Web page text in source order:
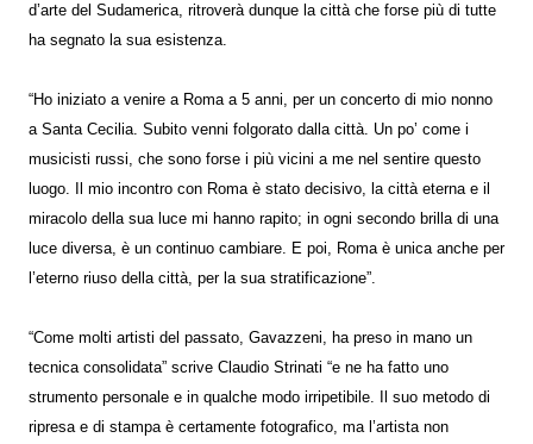
d’arte del Sudamerica, ritroverà dunque la città che forse più di tutte
ha segnato la sua esistenza.
“Ho iniziato a venire a Roma a 5 anni, per un concerto di mio nonno
a Santa Cecilia. Subito venni folgorato dalla città. Un po’ come i
musicisti russi, che sono forse i più vicini a me nel sentire questo
luogo. Il mio incontro con Roma è stato decisivo, la città eterna e il
miracolo della sua luce mi hanno rapito; in ogni secondo brilla di una
luce diversa, è un continuo cambiare. E poi, Roma è unica anche per
l’eterno riuso della città, per la sua stratificazione”.
“Come molti artisti del passato, Gavazzeni, ha preso in mano un
tecnica consolidata” scrive Claudio Strinati “e ne ha fatto uno
strumento personale e in qualche modo irripetibile. Il suo metodo di
ripresa e di stampa è certamente fotografico, ma l’artista non